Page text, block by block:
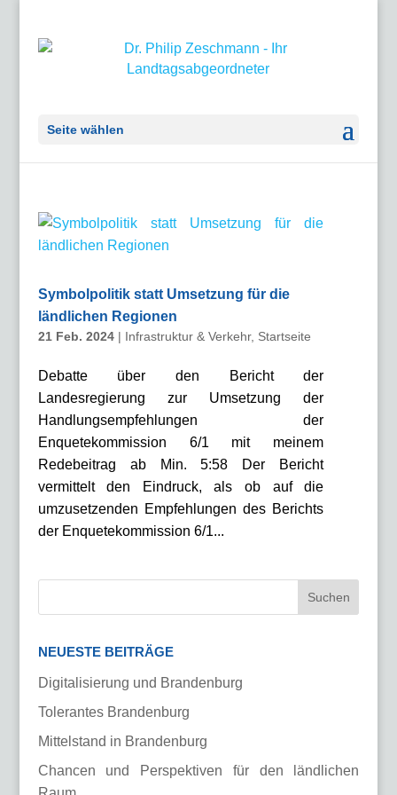
Seite wählen
Symbolpolitik statt Umsetzung für die
ländlichen Regionen
21 Feb. 2024| Infrastruktur & Verkehr, Startseite
Debatte über den Bericht der
Landesregierung zur Umsetzung der
Handlungsempfehlungen der
Enquetekommission 6/1 mit meinem
Redebeitrag ab Min. 5:58 Der Bericht
vermittelt den Eindruck, als ob auf die
umzusetzenden Empfehlungen des Berichts
der Enquetekommission 6/1...
NEUESTE BEITRÄGE
Digitalisierung und Brandenburg
Tolerantes Brandenburg
Mittelstand in Brandenburg
Chancen und Perspektiven für den ländlichen